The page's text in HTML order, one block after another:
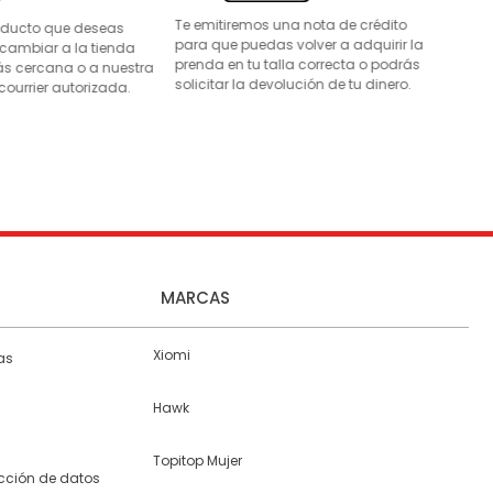
que deseas
a la tienda
cercana o a nuestra
autorizada.
Te emitiremos una nota de crédito
para que puedas volver a adquirir la
prenda en tu talla correcta o podrás
solicitar la devolución de tu dinero.
de datos
MARCAS
Xiomi
Hawk
Topitop Mujer